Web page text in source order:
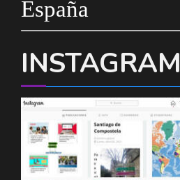
España
INSTAGRAM